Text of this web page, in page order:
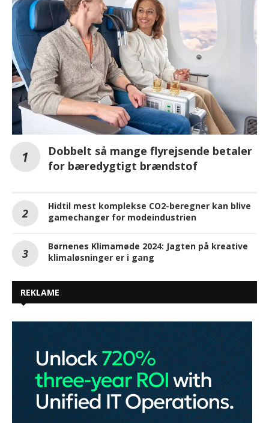
Dobbelt så mange flyrejsende betaler
for bæredygtigt brændstof
Hidtil mest komplekse CO2-beregner kan blive
gamechanger for modeindustrien
Børnenes Klimamøde 2024: Jagten på kreative
klimaløsninger er i gang
REKLAME